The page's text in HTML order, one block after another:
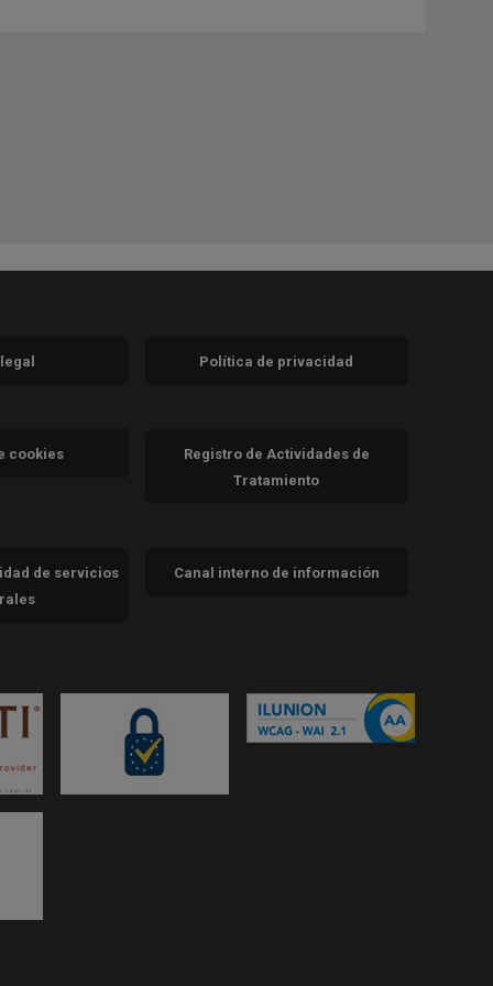
Política de privacidad
cookies
Registro de Actividades de
Tratamiento
de servicios
Canal interno de información